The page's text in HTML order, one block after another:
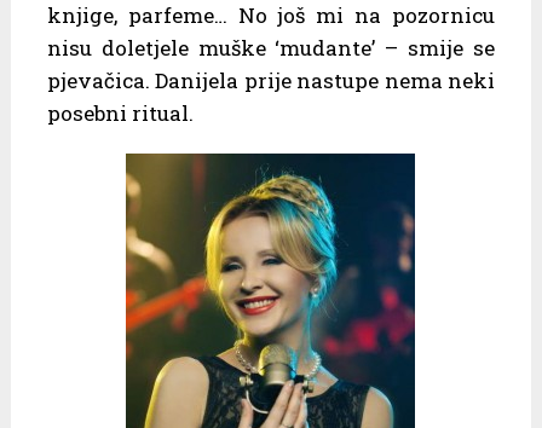
knjige, parfeme… No još mi na pozornicu
nisu doletjele muške ‘mudante’ – smije se
pjevačica. Danijela prije nastupe nema neki
posebni ritual.